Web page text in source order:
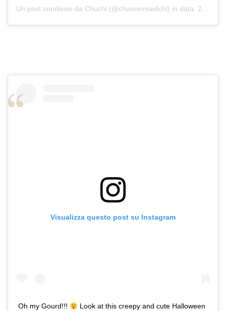
Un post condiviso da Chuchi (@chumermaidchi) in data: 28 Set 2019 alle ore 9:44 PDT
Visualizza questo post su Instagram
Oh my Gourd!!! Look at this creepy and cute Halloween